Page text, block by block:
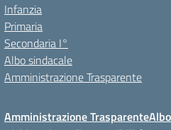
Infanzia
Primaria
Secondaria I°
Albo sindacale
Amministrazione Trasparente
Amministrazione Trasparente